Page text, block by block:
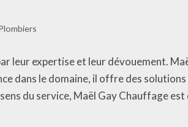
leur expertise et leur dévouement.
dans le domaine, il offre des
du service, Maël Gay Chauffage est